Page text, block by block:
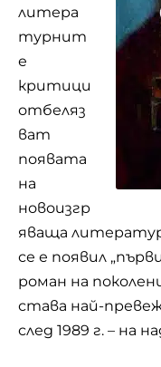
литера
турнит
е
критици
отбеляз
ват
появата
на
новоизгр
яваща
се е появил
роман на
става най-
след 1989 г. – на